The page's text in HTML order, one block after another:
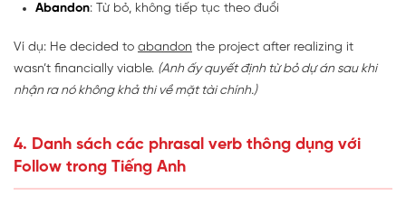
Abandon: Từ bỏ, không tiếp tục theo đuổi
Ví dụ: He decided to abandon the project after realizing it
wasn’t financially viable. (Anh ấy quyết định từ bỏ dự án sau khi
nhận ra nó không khả thi về mặt tài chính.)
4. Danh sách các phrasal verb thông dụng với
Follow trong Tiếng Anh